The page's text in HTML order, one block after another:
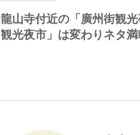
稿
龍山寺付近の「廣州街観
観光夜市」は変わりネタ満